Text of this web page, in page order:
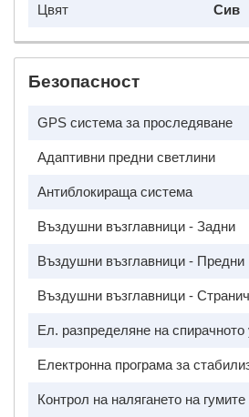
Цвят Сив
Безопасност
GPS система за проследяване
Адаптивни предни светлини
Антиблокираща система
Въздушни възглавници - Задни
Въздушни възглавници - Предни
Въздушни възглавници -
Ел. разпределяне на спирачното
Електронна програма за
Контрол на налягането на гумите